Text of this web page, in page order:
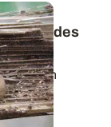
foreur des
un